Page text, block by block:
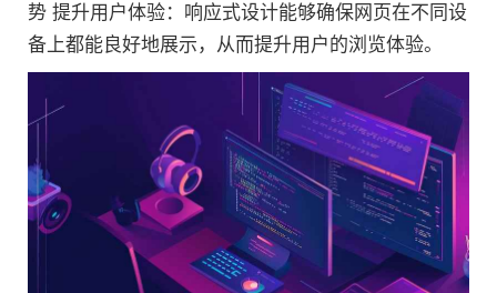
势 提升用户体验：响应式设计能够确保网页在不同设
备上都能良好地展示，从而提升用户的浏览体验。